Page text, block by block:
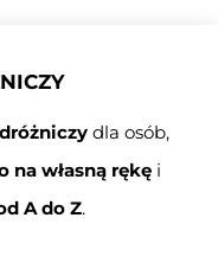
dla osób,
na własną rękęi
A do Z.